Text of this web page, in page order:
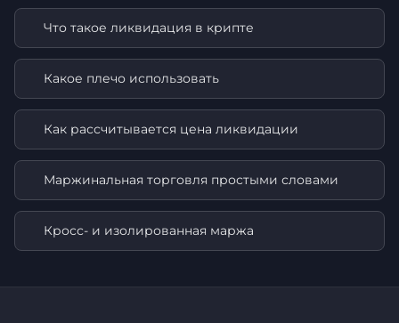
Что такое ликвидация в крипте
Какое плечо использовать
Как рассчитывается цена ликвидации
Маржинальная торговля простыми словами
Кросс- и изолированная маржа